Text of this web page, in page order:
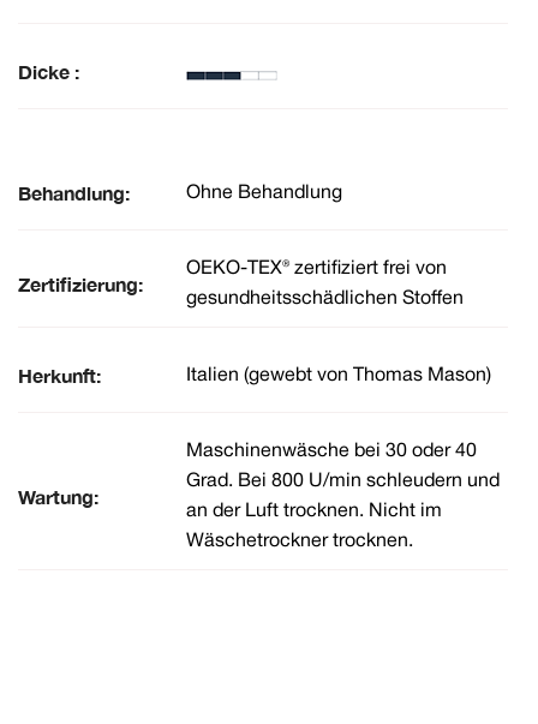
Dicke :
Behandlung: Ohne Behandlung
Zertifizierung:
OEKO-TEX® zertifiziert frei von
gesundheitsschädlichen Stoffen
Herkunft: Italien (gewebt von Thomas Mason)
Wartung:
Maschinenwäsche bei 30 oder 40
Grad. Bei 800 U/min schleudern und
an der Luft trocknen. Nicht im
Wäschetrockner trocknen.